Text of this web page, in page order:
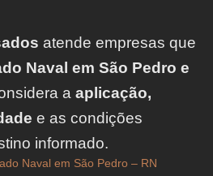
atende empresas que
Naval em São Pedro e
a aplicação,
e as condições
informado.
Naval em São Pedro – RN